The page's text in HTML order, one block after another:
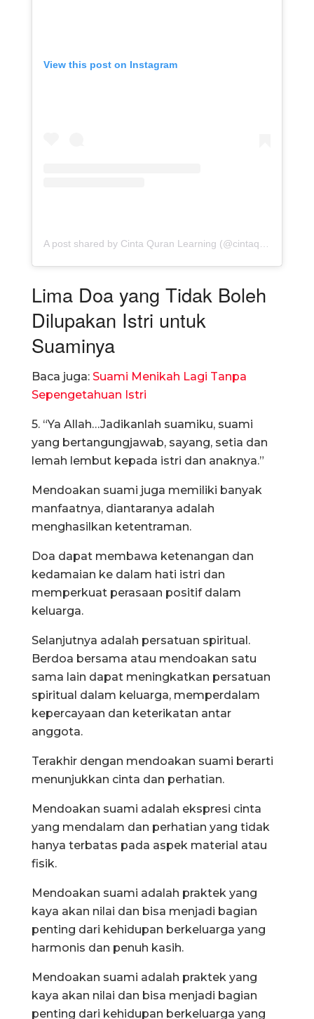
View this post on Instagram
A post shared by Cinta Quran Learning (@cintaquran.id)
Lima Doa yang Tidak Boleh
Dilupakan Istri untuk
Suaminya
Baca juga: Suami Menikah Lagi Tanpa
Sepengetahuan Istri
5. “Ya Allah…Jadikanlah suamiku, suami
yang bertangungjawab, sayang, setia dan
lemah lembut kepada istri dan anaknya.”
Mendoakan suami juga memiliki banyak
manfaatnya, diantaranya adalah
menghasilkan ketentraman.
Doa dapat membawa ketenangan dan
kedamaian ke dalam hati istri dan
memperkuat perasaan positif dalam
keluarga.
Selanjutnya adalah persatuan spiritual.
Berdoa bersama atau mendoakan satu
sama lain dapat meningkatkan persatuan
spiritual dalam keluarga, memperdalam
kepercayaan dan keterikatan antar
anggota.
Terakhir dengan mendoakan suami berarti
menunjukkan cinta dan perhatian.
Mendoakan suami adalah ekspresi cinta
yang mendalam dan perhatian yang tidak
hanya terbatas pada aspek material atau
fisik.
Mendoakan suami adalah praktek yang
kaya akan nilai dan bisa menjadi bagian
penting dari kehidupan berkeluarga yang
harmonis dan penuh kasih.
Mendoakan suami adalah praktek yang
kaya akan nilai dan bisa menjadi bagian
penting dari kehidupan berkeluarga yang